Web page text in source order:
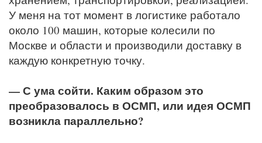
У меня на тот момент в логистике работало
около 100 машин, которые колесили по
Москве и области и производили доставку в
каждую конкретную точку.
— С ума сойти. Каким образом это
преобразовалось в ОСМП, или идея ОСМП
возникла параллельно?